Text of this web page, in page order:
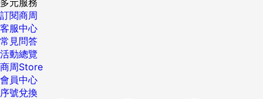
訂閱商周
客服中心
常見問答
活動總覽
商周Store
會員中心
序號兌換